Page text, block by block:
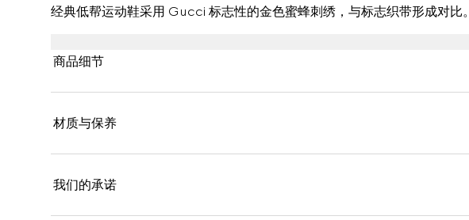
经典低帮运动鞋采用 Gucci 标志性的金色蜜蜂刺绣，与标志织带形成对比。
商品细节
材质与保养
我们的承诺